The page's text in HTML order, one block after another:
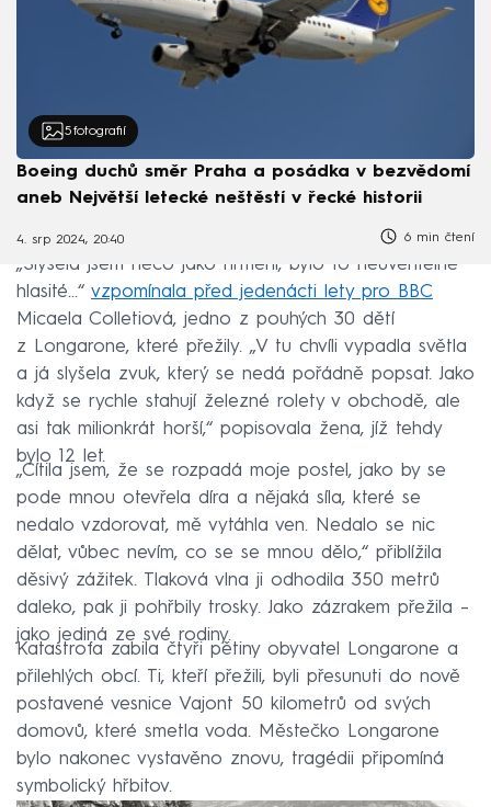
5 fotografií
Boeing duchů směr Praha a posádka v bezvědomí
aneb Největší letecké neštěstí v řecké historii
4. srp 2024, 20:40 6 min čtení
„Slyšela jsem něco jako hřmění, bylo to neuvěřitelně
hlasité…“ vzpomínala před jedenácti lety pro BBC
Micaela Colletiová, jedno z pouhých 30 dětí
z Longarone, které přežily. „V tu chvíli vypadla světla
a já slyšela zvuk, který se nedá pořádně popsat. Jako
když se rychle stahují železné rolety v obchodě, ale
asi tak milionkrát horší,“ popisovala žena, jíž tehdy
bylo 12 let.
„Cítila jsem, že se rozpadá moje postel, jako by se
pode mnou otevřela díra a nějaká síla, které se
nedalo vzdorovat, mě vytáhla ven. Nedalo se nic
dělat, vůbec nevím, co se se mnou dělo,“ přiblížila
děsivý zážitek. Tlaková vlna ji odhodila 350 metrů
daleko, pak ji pohřbily trosky. Jako zázrakem přežila –
jako jediná ze své rodiny.
Katastrofa zabila čtyři pětiny obyvatel Longarone a
přilehlých obcí. Ti, kteří přežili, byli přesunuti do nově
postavené vesnice Vajont 50 kilometrů od svých
domovů, které smetla voda. Městečko Longarone
bylo nakonec vystavěno znovu, tragédii připomíná
symbolický hřbitov.